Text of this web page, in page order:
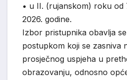
• u II. (rujanskom) roku od
2026. godine.
Izbor pristupnika obavlja
postupkom koji se zasniva
prosječnog uspjeha u
obrazovanju, odnosno